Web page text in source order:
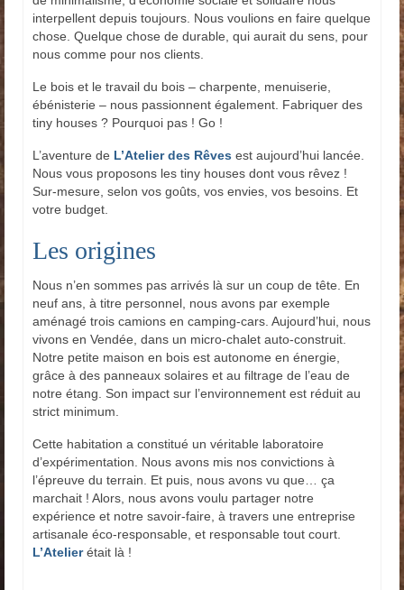
interpellent depuis toujours. Nous voulions en faire quelque
chose. Quelque chose de durable, qui aurait du sens, pour
nous comme pour nos clients.
Le bois et le travail du bois – charpente, menuiserie,
ébénisterie – nous passionnent également. Fabriquer des
tiny houses ? Pourquoi pas ! Go !
L’aventure de L’Atelier des Rêves est aujourd’hui lancée.
Nous vous proposons les tiny houses dont vous rêvez !
Sur-mesure, selon vos goûts, vos envies, vos besoins. Et
votre budget.
Les origines
Nous n’en sommes pas arrivés là sur un coup de tête. En
neuf ans, à titre personnel, nous avons par exemple
aménagé trois camions en camping-cars. Aujourd’hui, nous
vivons en Vendée, dans un micro-chalet auto-construit.
Notre petite maison en bois est autonome en énergie,
grâce à des panneaux solaires et au filtrage de l’eau de
notre étang. Son impact sur l’environnement est réduit au
strict minimum.
Cette habitation a constitué un véritable laboratoire
d’expérimentation. Nous avons mis nos convictions à
l’épreuve du terrain. Et puis, nous avons vu que… ça
marchait ! Alors, nous avons voulu partager notre
expérience et notre savoir-faire, à travers une entreprise
artisanale éco-responsable, et responsable tout court.
L’Atelierétait là !